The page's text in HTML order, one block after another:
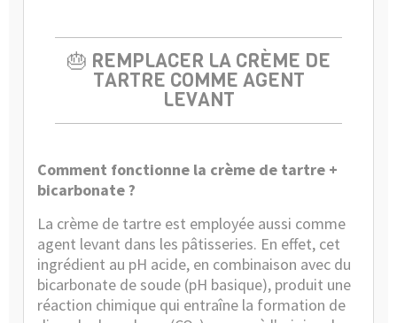
🎂 REMPLACER LA CRÈME DE
TARTRE COMME AGENT
LEVANT
Comment fonctionne la crème de tartre +
bicarbonate ?
La crème de tartre est employée aussi comme
agent levant dans les pâtisseries. En effet, cet
ingrédient au pH acide, en combinaison avec du
bicarbonate de soude (pH basique), produit une
réaction chimique qui entraîne la formation de